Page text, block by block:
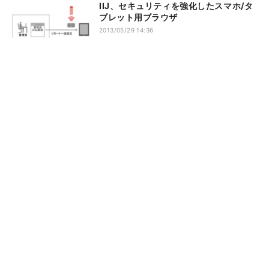
IIJ、セキュリティを強化したスマホ/タ
ブレット用ブラウザ
2013/05/29 14:36